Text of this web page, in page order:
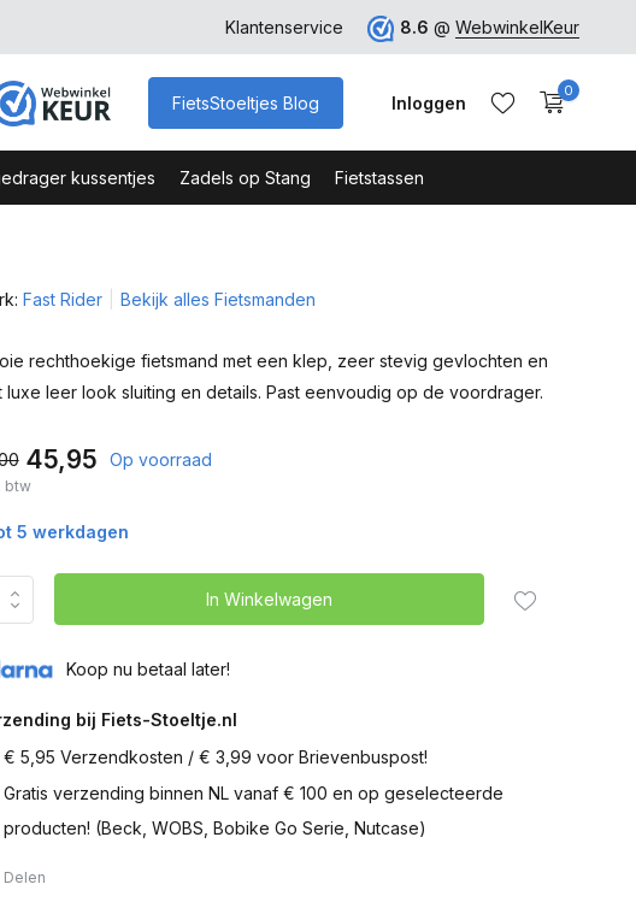
100 euro Veilig Bestellen - Webshop Keurmerk
Klantenservice 8.6 @ WebwinkelKeur
FietsStoeltjes Blog Inloggen
0
kussentjes Zadels op Stang Fietstassen
Fast Rider Bekijk alles Fietsmanden
rechthoekige fietsmand met een klep, zeer stevig gevlochten en
luxe leer look sluiting en details. Past eenvoudig op de voordrager.
45,95 Op voorraad
btw
5 werkdagen
In Winkelwagen
Koop nu betaal later!
bij Fiets-Stoeltje.nl
€ 5,95 Verzendkosten / € 3,99 voor Brievenbuspost!
Gratis verzending binnen NL vanaf € 100 en op geselecteerde
producten! (Beck, WOBS, Bobike Go Serie, Nutcase)
Delen